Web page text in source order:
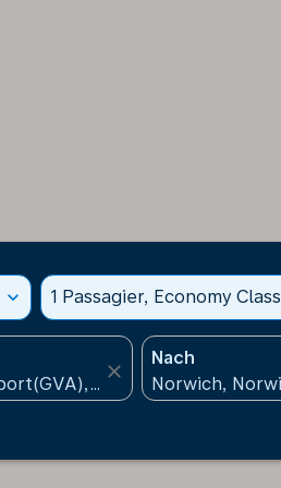
expand_more 1 Passagier, Economy Class
close
Nach